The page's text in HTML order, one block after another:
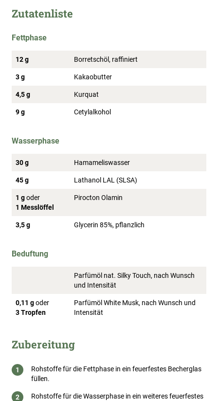
Zutatenliste
Fettphase
12 g Borretschöl, raffiniert
3 g Kakaobutter
4,5 g Kurquat
9 g Cetylalkohol
Wasserphase
30 g Hamameliswasser
45 g Lathanol LAL (SLSA)
1 goder
1 Messlöffel
Pirocton Olamin
3,5 g Glycerin 85%, pflanzlich
Beduftung
Parfümöl nat. Silky Touch, nach Wunsch
und Intensität
0,11 goder
3 Tropfen
Parfümöl White Musk, nach Wunsch und
Intensität
Zubereitung
Rohstoffe für die Fettphase in ein feuerfestes Becherglas
füllen.
Rohstoffe für die Wasserphase in ein weiteres feuerfestes